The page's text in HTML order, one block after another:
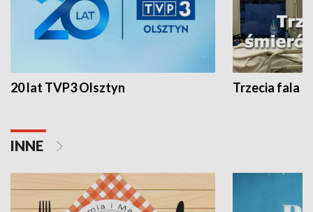
20 lat TVP3 Olsztyn Trzecia fala -
INNE